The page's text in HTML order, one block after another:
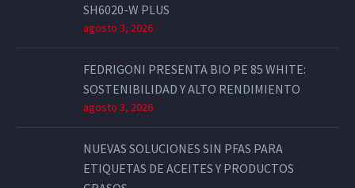
SH6020-W PLUS
agosto 3, 2026
FEDRIGONI PRESENTA BIO PE 85 WHITE:
SOSTENIBILIDAD Y ALTO RENDIMIENTO
agosto 3, 2026
NUEVAS SOLUCIONES SIN PFAS PARA
ETIQUETAS DE ACEITES Y PRODUCTOS